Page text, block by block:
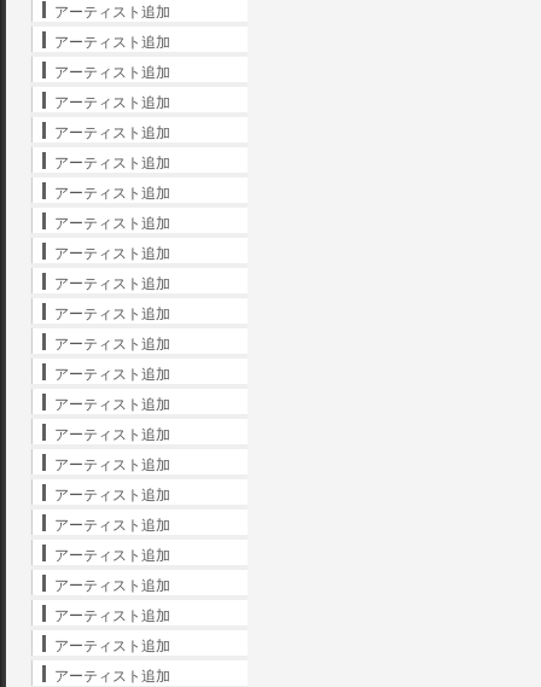
アーティスト追加
アーティスト追加
アーティスト追加
アーティスト追加
アーティスト追加
アーティスト追加
アーティスト追加
アーティスト追加
アーティスト追加
アーティスト追加
アーティスト追加
アーティスト追加
アーティスト追加
アーティスト追加
アーティスト追加
アーティスト追加
アーティスト追加
アーティスト追加
アーティスト追加
アーティスト追加
アーティスト追加
アーティスト追加
アーティスト追加